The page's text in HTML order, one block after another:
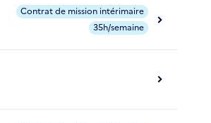
Contrat de mission intérimaire
35h/semaine